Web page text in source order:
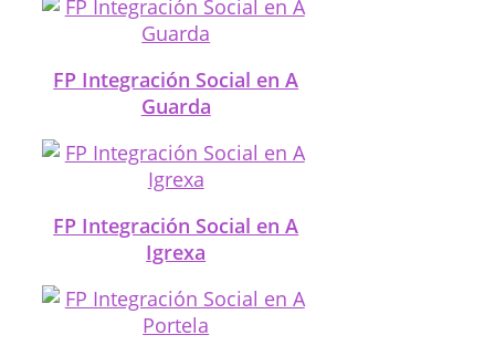
FP Integración Social en A
Guarda
FP Integración Social en A
Igrexa